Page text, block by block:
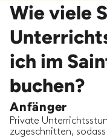
10/01/2025-
Skitechnik über
verbessern. Er
großartige
zu viel Feedback
mit
Ben L.
Wie viele
ich im
buchen?
Anfänger
Private
zugeschnitten, sodass